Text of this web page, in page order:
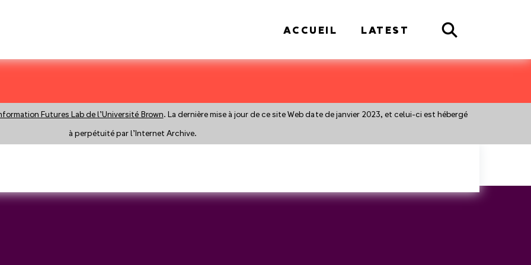
Futures Lab de l’Université Brown. La dernière mise à jour de ce site Web date de janvier 2023, et celui-ci est hébergé
à perpétuité par l’Internet Archive.
ACCUEIL LATEST Search